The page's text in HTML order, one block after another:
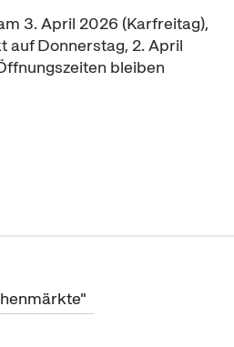
3. April 2026 (Karfreitag),
auf Donnerstag, 2. April
bleiben